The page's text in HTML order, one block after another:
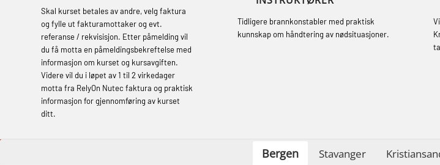
Course (English) (OBS1063)
Basic Safety Training – Refresher
Course (English) for emergency
response personnel with Adaptive E-
learning (OBSBLE050)
Helikopterevakuering inkl pustelunge
oppdatering
STCW
STCW Oppdatering
Skal kurset betales av andre, velg faktura
og fylle ut fakturamottaker og evt.
referanse / rekvisisjon. Etter påmelding vil
du få motta en påmeldingsbekreftelse med
informasjon om kurset og kursavgiften.
Videre vil du i løpet av 1 til 2 virkedager
motta fra RelyOn Nutec faktura og praktisk
informasjon for gjennomføring av kurset
ditt.
Tidligere brannkonstabler med praktisk
kunnskap om håndtering av nødsituasjoner.
Bergen Stavanger